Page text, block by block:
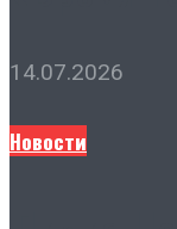
14.07.2026
Новости